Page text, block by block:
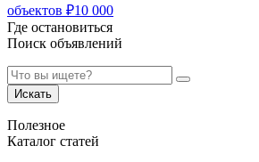
объектов ₽10 000
Где остановиться
Поиск объявлений
Искать
Полезное
Каталог статей